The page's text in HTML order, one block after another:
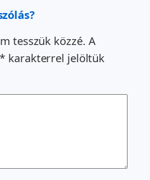
tesszük közzé. A
* karakterrel jelöltük